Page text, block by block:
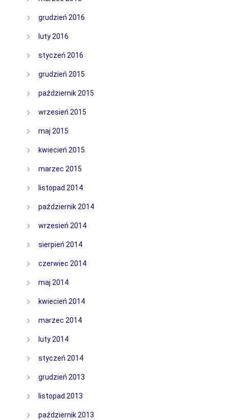
grudzień 2016
luty 2016
styczeń 2016
grudzień 2015
październik 2015
wrzesień 2015
maj 2015
kwiecień 2015
marzec 2015
listopad 2014
październik 2014
wrzesień 2014
sierpień 2014
czerwiec 2014
maj 2014
kwiecień 2014
marzec 2014
luty 2014
styczeń 2014
grudzień 2013
listopad 2013
październik 2013